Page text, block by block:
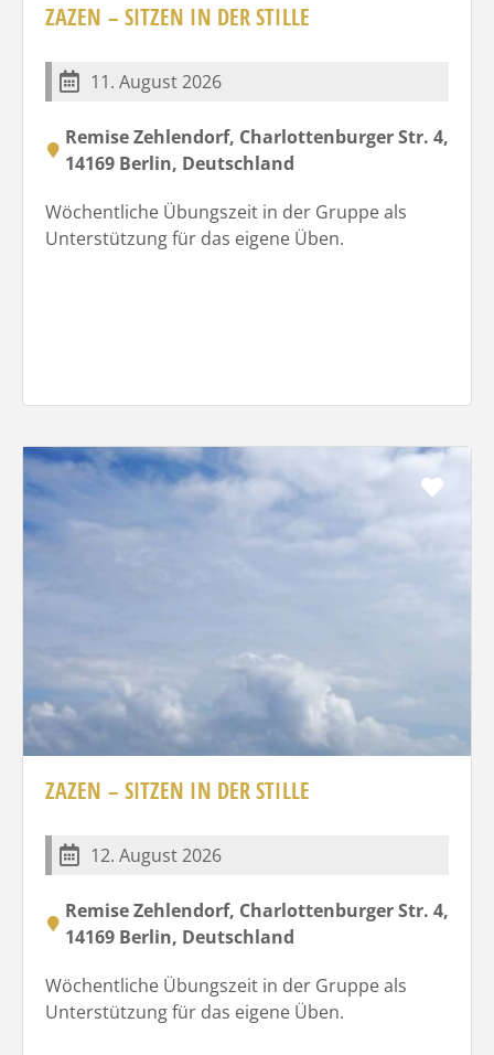
ZAZEN – SITZEN IN DER STILLE
11. August 2026
Remise Zehlendorf, Charlottenburger Str. 4,
14169 Berlin, Deutschland
Wöchentliche Übungszeit in der Gruppe als
Unterstützung für das eigene Üben.
ZAZEN – SITZEN IN DER STILLE
12. August 2026
Remise Zehlendorf, Charlottenburger Str. 4,
14169 Berlin, Deutschland
Wöchentliche Übungszeit in der Gruppe als
Unterstützung für das eigene Üben.